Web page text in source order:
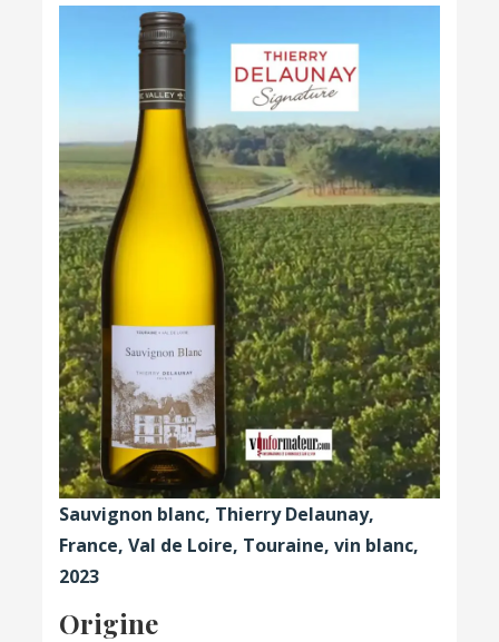
Sauvignon blanc, Thierry Delaunay,
France, Val de Loire, Touraine, vin blanc,
2023
Origine